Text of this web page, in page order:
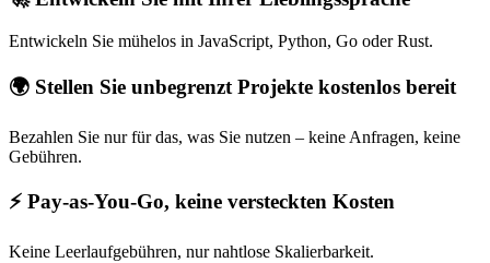
Entwickeln Sie mühelos in JavaScript, Python, Go oder Rust.
🌍 Stellen Sie unbegrenzt Projekte kostenlos bereit
Bezahlen Sie nur für das, was Sie nutzen – keine Anfragen, keine
Gebühren.
⚡ Pay-as-You-Go, keine versteckten Kosten
Keine Leerlaufgebühren, nur nahtlose Skalierbarkeit.